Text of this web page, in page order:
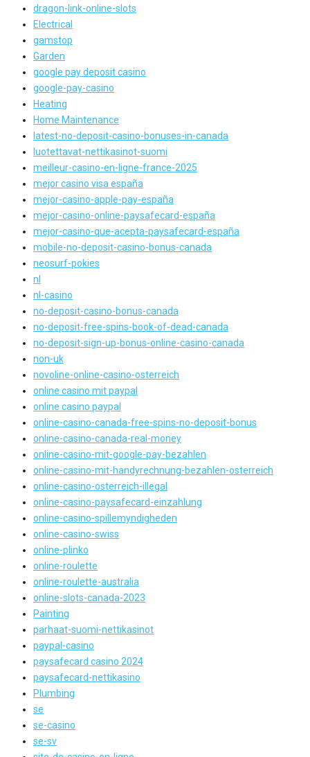
dragon-link-online-slots
Electrical
gamstop
Garden
google pay deposit casino
google-pay-casino
Heating
Home Maintenance
latest-no-deposit-casino-bonuses-in-canada
luotettavat-nettikasinot-suomi
meilleur-casino-en-ligne-france-2025
mejor casino visa españa
mejor-casino-apple-pay-españa
mejor-casino-online-paysafecard-españa
mejor-casino-que-acepta-paysafecard-españa
mobile-no-deposit-casino-bonus-canada
neosurf-pokies
nl
nl-casino
no-deposit-casino-bonus-canada
no-deposit-free-spins-book-of-dead-canada
no-deposit-sign-up-bonus-online-casino-canada
non-uk
novoline-online-casino-osterreich
online casino mit paypal
online casino paypal
online-casino-canada-free-spins-no-deposit-bonus
online-casino-canada-real-money
online-casino-mit-google-pay-bezahlen
online-casino-mit-handyrechnung-bezahlen-osterreich
online-casino-osterreich-illegal
online-casino-paysafecard-einzahlung
online-casino-spillemyndigheden
online-casino-swiss
online-plinko
online-roulette
online-roulette-australia
online-slots-canada-2023
Painting
parhaat-suomi-nettikasinot
paypal-casino
paysafecard casino 2024
paysafecard-nettikasino
Plumbing
se
se-casino
se-sv